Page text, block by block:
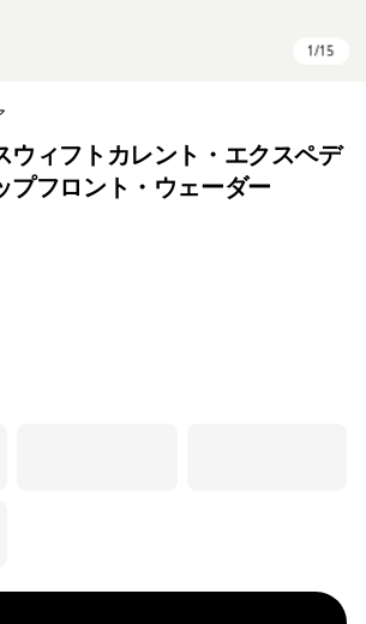
ウィフトカレント・エクスペデ
プフロント・ウェーダー